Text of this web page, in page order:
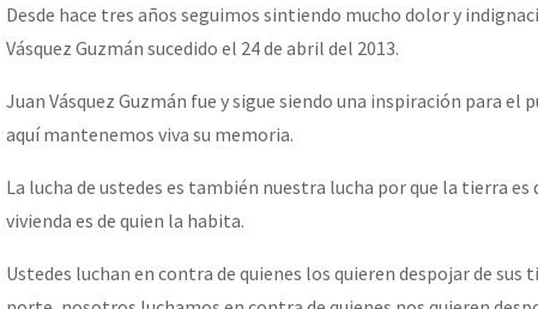
[CDMX – 20 julio] Jornadas globales por la libertad de Jesús
Se o México sabe, que o mundo saiba! Nossas lutas pela
Desde hace tres años seguimos sintiendo mucho dolor y
Vásquez Guzmán sucedido el 24 de abril del 2013.
Juan Vásquez Guzmán fue y sigue siendo una inspiración para el
aquí mantenemos viva su memoria.
La lucha de ustedes es también nuestra lucha por que la tierra
vivienda es de quien la habita.
Ustedes luchan en contra de quienes los quieren despojar de sus